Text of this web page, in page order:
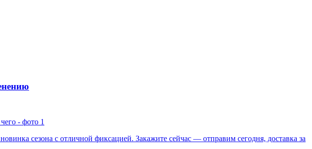
сезона с отличной фиксацией. Закажите сейчас — отправим сегодня, доставка за